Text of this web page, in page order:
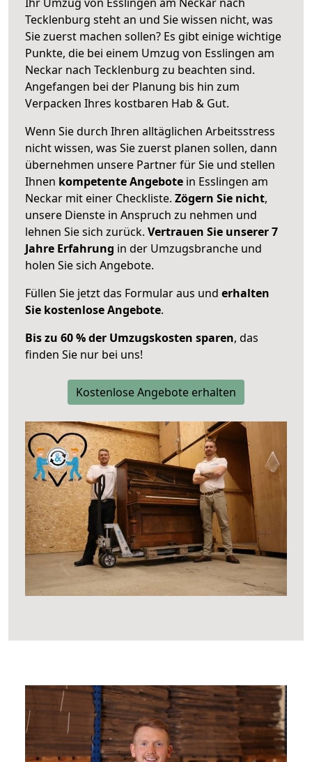
Tecklenburg steht an und Sie wissen nicht, was
Sie zuerst machen sollen? Es gibt einige wichtige
Punkte, die bei einem Umzug von Esslingen am
Neckar nach Tecklenburg zu beachten sind.
Angefangen bei der Planung bis hin zum
Verpacken Ihres kostbaren Hab & Gut.
Wenn Sie durch Ihren alltäglichen Arbeitsstress
nicht wissen, was Sie zuerst planen sollen, dann
übernehmen unsere Partner für Sie und stellen
Ihnen kompetente Angebote in Esslingen am
Neckar mit einer Checkliste. Zögern Sie nicht,
unsere Dienste in Anspruch zu nehmen und
lehnen Sie sich zurück. Vertrauen Sie unserer 7
Jahre Erfahrung in der Umzugsbranche und
holen Sie sich Angebote.
Füllen Sie jetzt das Formular aus und erhalten
Sie kostenlose Angebote.
Bis zu 60 % der Umzugskosten sparen, das
finden Sie nur bei uns!
Kostenlose Angebote erhalten